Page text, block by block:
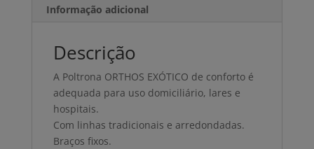
Informação adicional
Descrição
A Poltrona ORTHOS EXÓTICO de conforto é
adequada para uso domiciliário, lares e
hospitais.
Com linhas tradicionais e arredondadas.
Braços fixos.